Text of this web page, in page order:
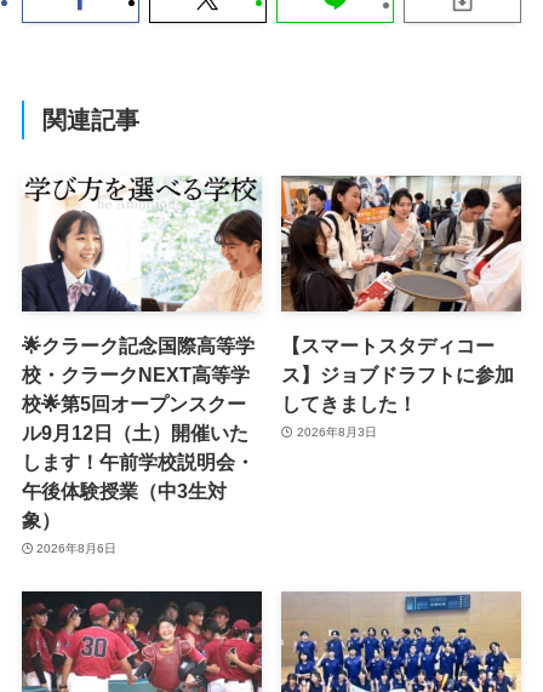
関連記事
🌟クラーク記念国際高等学
校・クラークNEXT高等学
校🌟第5回オープンスクー
ル9月12日（土）開催いた
します！午前学校説明会・
午後体験授業（中3生対
象）
2026年8月6日
【スマートスタディコー
ス】ジョブドラフトに参加
してきました！
2026年8月3日